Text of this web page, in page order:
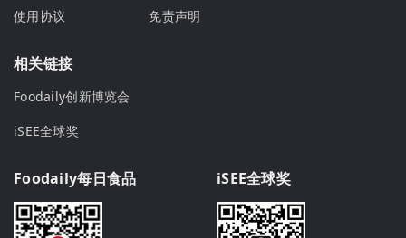
使用协议
免责声明
相关链接
Foodaily创新博览会
iSEE全球奖
Foodaily每日食品 iSEE全球奖